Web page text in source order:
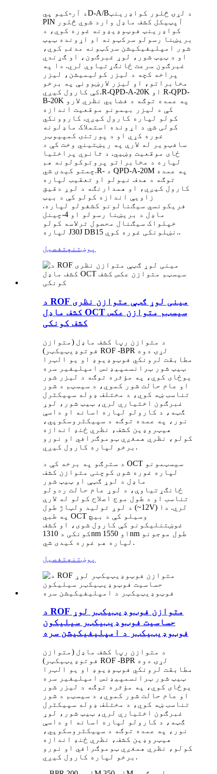
د آر-کیو پيD-A/Bد لړۍ څلور کواډرینټ
PIN آپټیکل کشف ماډل وارد شوي څلور
کواډرینټ فوټوډیډونه غوره کوي، د
بریښنا رسولو سرکټونه او اړونده ټیټ
شور امپلیفیکیشن سرکټونه مدغم کوي،
او د ټیټ شور، لوړ غبرګون، او ګړندي
غبرګون سرعت ځانګړتیاوې لري. دا په
پراخه کچه د لیزر کولیمیشن، لیزر
مخابراتو، او لیزر لارښوونې په برخو
کې کارول کیږي.R-QPD-A-20K او R-QPD-
B-20K په عمده توګه د فضايي نظري لارو
کې د لیزر بیمونو موقعیت اندازه
کولو لپاره کارول کیږي. کاروونکي
کولی شي د اړونده استملاک ماډلونه
غوره کړي او د پورتنۍ کمپیوټر
سافټویر له لارې په ریښتیني وخت کې د
ځای موقعیت وښيي. د ثانوي پراختیا
لپاره د مخابراتو پروتوکولونه هم
چمتو کیدی شي.R - د QPD-A-20M په عمده
توګه د هدف نیولو او تعقیب لپاره
کارول کیږي، او همدارنګه د لوړ دقیق
زاویې اندازه کولو کې د بیټ
فریکونسي سیګنالونو کشفولو لپاره.
ماډل د بریښنا رسولو او 4-چینل
خپلواک سیګنال محصول ترلاسه کولو
لپاره J30J DB15 نښلونکی غوره کوي..
پوښتنه تفصیل
د ROF مینی لوړ ګټې متوازن نظری
کشف ماډل OCT سیسټم متوازن عکس
کشف کونکی
د متوازن رڼا کشف ماډل (متوازن
فوتوډیټیکټر) ROF -BPR لړۍ دوه
مطابقت لرونکي فوټوډیوډ او یو الټرا
ټیټ شور ټرانسمپیډنس امپلیفیر سره
یوځای کوي، په مؤثره توګه د لیزر شور
او عام حالت شور کموي، د سیسټم د شور
تناسب ښه کوي، د مختلف ډوله سپیکٹرل
غبرګون اختیاري لري، ټیټ شور، لوړ
ګټه، د کارولو لپاره اسانه او داسې
نور، په عمده توګه د سپیکٹروسکوپي،
هیټروډین کشف، نظري ځنډ اندازه
کولو، نظري همغږي ټوموګرافي او نورو
برخو لپاره کارول کیږي.
د سترګو په برخه کې د OCT سیسټمونو
لپاره غوره شوی کوچنی متوازن کشف
ماډل د لوړ ګټې او ټیټ شور
ځانګړتیاوې، د لوړ عام حالت ردولو
تناسب او د طول موج اصلاح کولو له لارې
د لوړ تولید ولټاژ طول (~12V) لري. دا
په طبي OCT وسیلو کې د بیچ
غوښتنلیکونو کې کارول شوی، او کشف
کونکی د 1310nm او 1550nm طول موجونو
لپاره هم غوره کیدی شي.
پوښتنه تفصیل
د ROF متوازن فوټوډیټیکټر لوړ
حساسیت فوټوډیټیکټر سیلیکون
فوټوډیټیکټر د امپلیفیکیشن سره
د متوازن رڼا کشف ماډل (متوازن
فوتوډیټیکټر) ROF -BPR لړۍ دوه
مطابقت لرونکي فوټوډیوډ او یو الټرا
ټیټ شور ټرانسمپیډنس امپلیفیر سره
یوځای کوي، په مؤثره توګه د لیزر شور
او عام حالت شور کموي، د سیسټم د شور
تناسب ښه کوي، د مختلف ډوله سپیکٹرل
غبرګون اختیاري لري، ټیټ شور، لوړ
ګټه، د کارولو لپاره اسانه او داسې
نور، په عمده توګه د سپیکٹروسکوپي،
هیټروډین کشف، نظري ځنډ اندازه
کولو، نظري همغږي ټوموګرافي او نورو
برخو لپاره کارول کیږي.